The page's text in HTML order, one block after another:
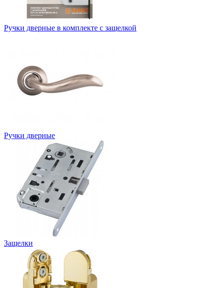
Ручки дверные в комплекте с защелкой
Ручки дверные
Защелки